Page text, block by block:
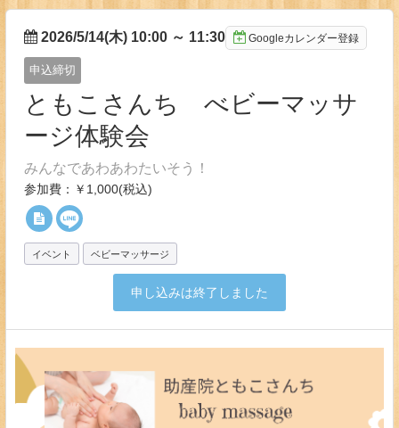
2026/5/14(木) 10:00 ～ 11:30 Googleカレンダー登録
申込締切
ともこさんち べビーマッサ
ージ体験会
みんなであわあわたいそう！
参加費：￥1,000(税込)
イベント ベビーマッサージ
申し込みは終了しました